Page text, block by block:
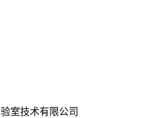
室技术有限公司